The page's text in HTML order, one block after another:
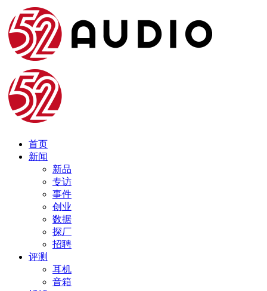
首页
新闻
新品
专访
事件
创业
数据
探厂
招聘
评测
耳机
音箱